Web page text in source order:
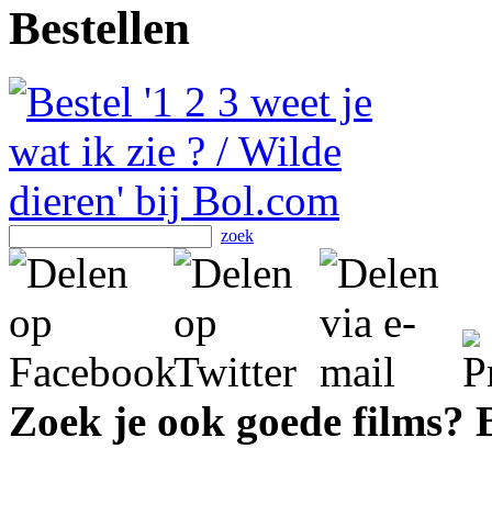
Bestellen
zoek
Zoek je ook goede films?